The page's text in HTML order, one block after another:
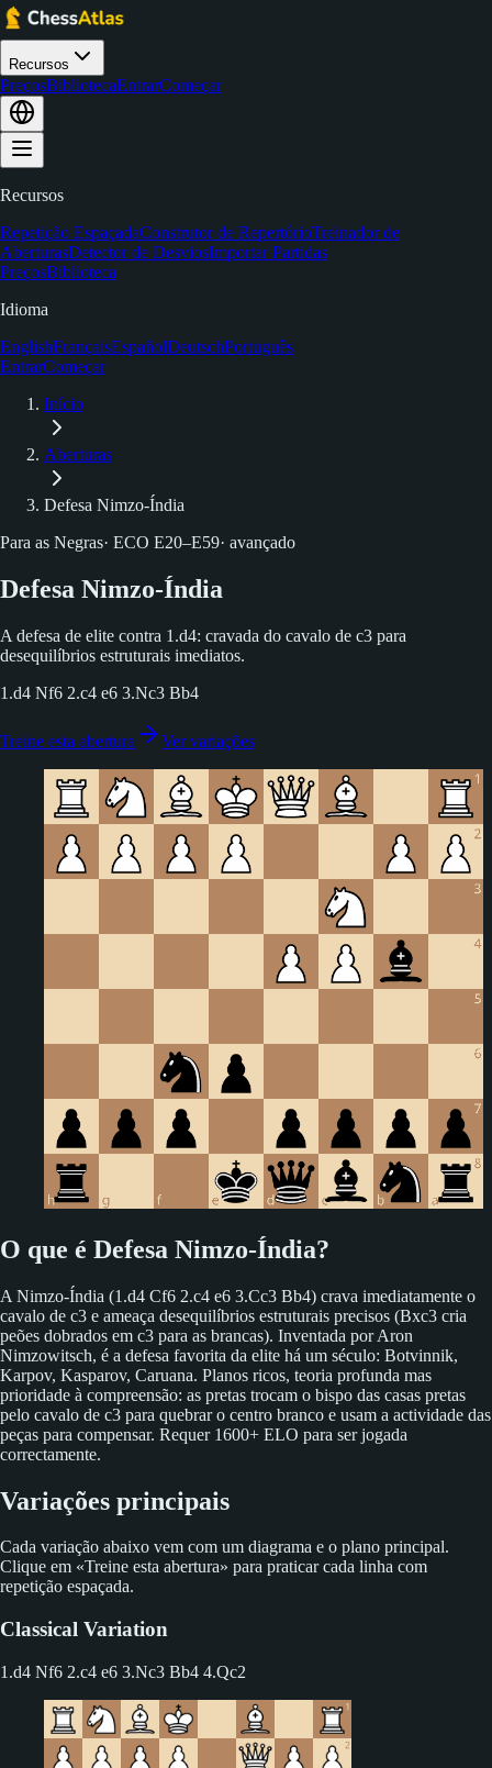
Recursos
PreçosBibliotecaEntrarComeçar
Recursos
Repetição EspaçadaConstrutor de RepertórioTreinador de
AberturasDetector de DesviosImportar Partidas
PreçosBiblioteca
Idioma
EnglishFrançaisEspañolDeutschPortuguês
EntrarComeçar
Início
Aberturas
Defesa Nimzo-Índia
Para as Negras· ECO E20–E59· avançado
Defesa Nimzo-Índia
A defesa de elite contra 1.d4: cravada do cavalo de c3 para
desequilíbrios estruturais imediatos.
1.d4 Nf6 2.c4 e6 3.Nc3 Bb4
Treine esta abertura Ver variações
O que é Defesa Nimzo-Índia?
A Nimzo-Índia (1.d4 Cf6 2.c4 e6 3.Cc3 Bb4) crava imediatamente o
cavalo de c3 e ameaça desequilíbrios estruturais precisos (Bxc3 cria
peões dobrados em c3 para as brancas). Inventada por Aron
Nimzowitsch, é a defesa favorita da elite há um século: Botvinnik,
Karpov, Kasparov, Caruana. Planos ricos, teoria profunda mas
prioridade à compreensão: as pretas trocam o bispo das casas pretas
pelo cavalo de c3 para quebrar o centro branco e usam a actividade das
peças para compensar. Requer 1600+ ELO para ser jogada
correctamente.
Variações principais
Cada variação abaixo vem com um diagrama e o plano principal.
Clique em «Treine esta abertura» para praticar cada linha com
repetição espaçada.
Classical Variation
1.d4 Nf6 2.c4 e6 3.Nc3 Bb4 4.Qc2